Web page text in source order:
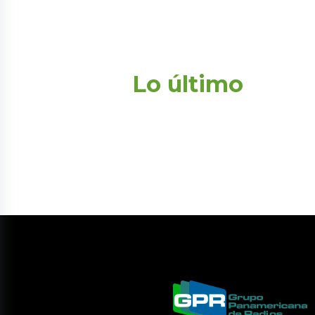
Lo último